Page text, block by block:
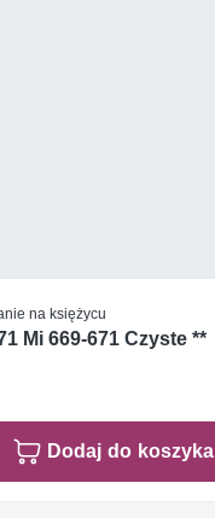
na księżycu
Mi 669-671 Czyste **
Dodaj do koszyka